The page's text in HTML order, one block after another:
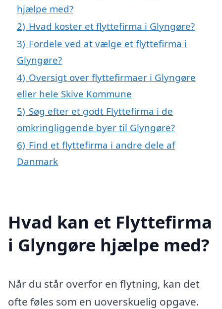
hjælpe med?
2) Hvad koster et flyttefirma i Glyngøre?
3) Fordele ved at vælge et flyttefirma i
Glyngøre?
4) Oversigt over flyttefirmaer i Glyngøre
eller hele Skive Kommune
5) Søg efter et godt Flyttefirma i de
omkringliggende byer til Glyngøre?
6) Find et flyttefirma i andre dele af
Danmark
Hvad kan et Flyttefirma
i Glyngøre hjælpe med?
Når du står overfor en flytning, kan det
ofte føles som en uoverskuelig opgave.